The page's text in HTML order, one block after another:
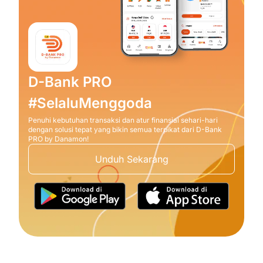
D-Bank PRO
#SelaluMenggoda
Penuhi kebutuhan transaksi dan atur finansial sehari-hari
dengan solusi tepat yang bikin semua terpikat dari D-Bank
PRO by Danamon!
Unduh Sekarang